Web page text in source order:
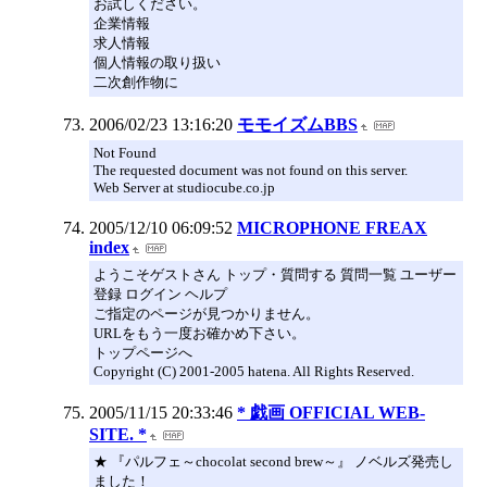
お試しください。
企業情報
求人情報
個人情報の取り扱い
二次創作物に
2006/02/23 13:16:20 モモイズムBBS
Not Found
The requested document was not found on this server.
Web Server at studiocube.co.jp
2005/12/10 06:09:52 MICROPHONE FREAX
index
ようこそゲストさん トップ・質問する 質問一覧 ユーザー
登録 ログイン ヘルプ
ご指定のページが見つかりません。
URLをもう一度お確かめ下さい。
トップページへ
Copyright (C) 2001-2005 hatena. All Rights Reserved.
2005/11/15 20:33:46 * 戯画 OFFICIAL WEB-
SITE. *
★ 『パルフェ～chocolat second brew～』 ノベルズ発売し
ました！